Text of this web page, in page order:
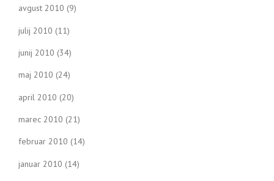
avgust 2010 (9)
julij 2010 (11)
junij 2010 (34)
maj 2010 (24)
april 2010 (20)
marec 2010 (21)
februar 2010 (14)
januar 2010 (14)